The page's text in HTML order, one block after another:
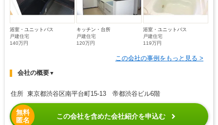
浴室・ユニットバス
戸建住宅
140万円
キッチン・台所
戸建住宅
120万円
浴室・ユニットバス
戸建住宅
119万円
この会社の事例をもっと見る >
会社の概要▼
住所 東京都渋谷区南平台町15-13 帝都渋谷ビル6階
無料
匿名
この会社を含めた会社紹介を申込む